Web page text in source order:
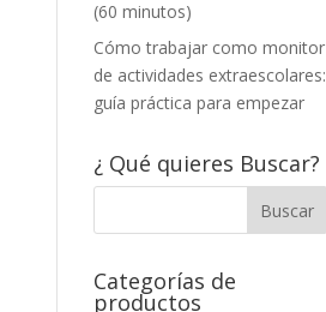
(60 minutos)
Cómo trabajar como monitor
de actividades extraescolares:
guía práctica para empezar
¿ Qué quieres Buscar?
Categorías de
productos